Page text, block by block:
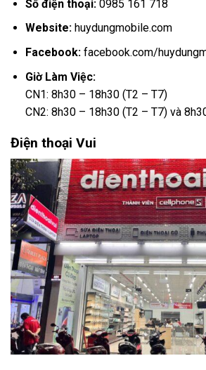
Số điện thoại:0985 161 718
Website:huydungmobile.com
Facebook: facebook.com/
Giờ Làm Việc:
CN1: 8h30 – 18h30 (T2 – T7)
CN2: 8h30 – 18h30 (T2 – T7) và
Điện thoại Vui